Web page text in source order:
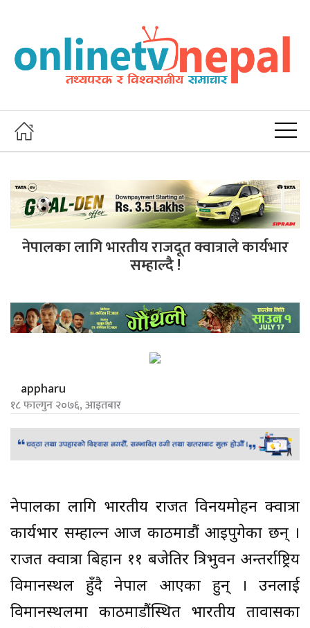
नेपालका लागि भारतीय राजदूत क्वात्राले कार्यभार
सम्हाल्दै !
appharu
१८ फाल्गुन २०७६, आइतबार
नेपालका लागि भारतीय राजदूत विनयमोहन क्वात्रा
कार्यभार सम्हाल्न आज काठमाडौं आइपुगेका छन् ।
राजदूत क्वात्रा बिहान ११ बजेतिर त्रिभुवन अन्तर्राष्ट्रिय
विमानस्थल हुँदै नेपाल आएका हुन् । उनलाई
विमानस्थलमा काठमाडौंस्थित भारतीय दूतावासका